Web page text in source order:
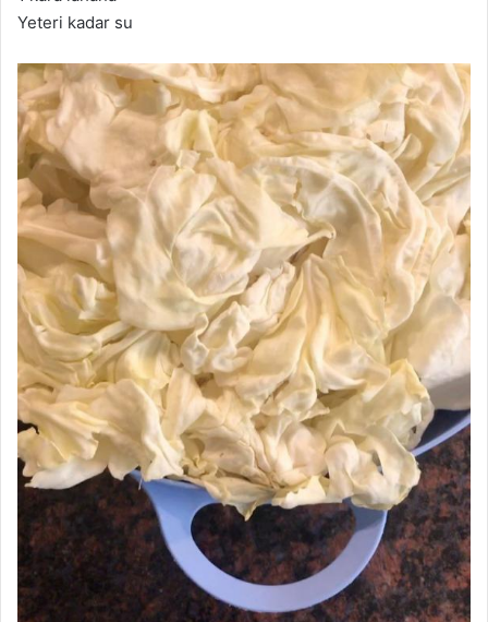
Yeteri kadar su